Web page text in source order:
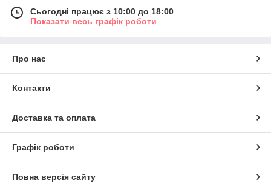
Сьогодні працює з 10:00 до 18:00
Показати весь графік роботи
Про нас
Контакти
Доставка та оплата
Графік роботи
Повна версія сайту